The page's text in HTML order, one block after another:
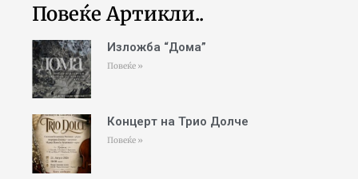
Повеќе Артикли..
Изложба “Дома”
Повеќе »
Концерт на Трио Долче
Повеќе »